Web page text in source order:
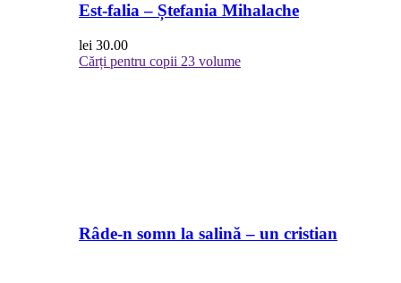
Est-falia – Ștefania Mihalache
lei 30.00
Cărți pentru copii 23 volume
Râde-n somn la salină – un cristian